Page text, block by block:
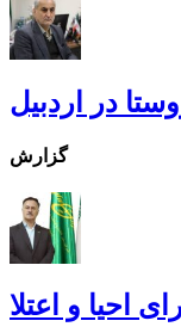
گزارش
احیا و اعتلا